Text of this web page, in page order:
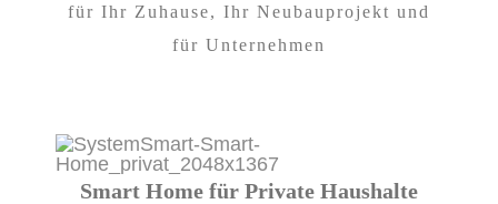
für Ihr Zuhause, Ihr Neubauprojekt und
für Unternehmen
Smart Home für Private Haushalte